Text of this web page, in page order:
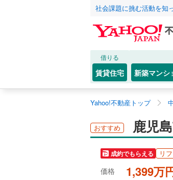
社会課題に挑む活動を知
借りる
賃貸住宅 新築マンシ
Yahoo!不動産トップ
おすすめ 鹿児
成約でもらえる リ
価格 1,399万